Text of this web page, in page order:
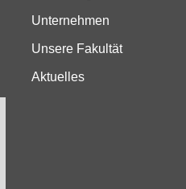
Unternehmen
Unsere Fakultät
Aktuelles